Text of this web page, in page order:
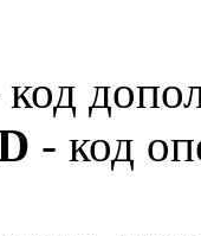
код
- код